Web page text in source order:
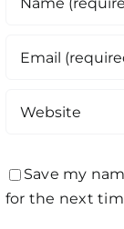
Save my
for the next